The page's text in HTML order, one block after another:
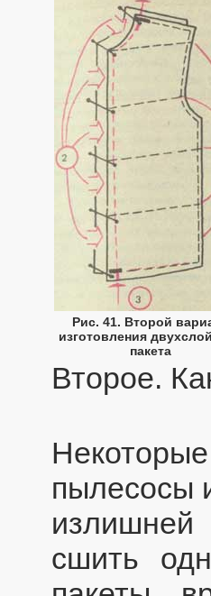
Рис. 41. Второй
изготовления
пакета
Второе.
пылесосы
сшить